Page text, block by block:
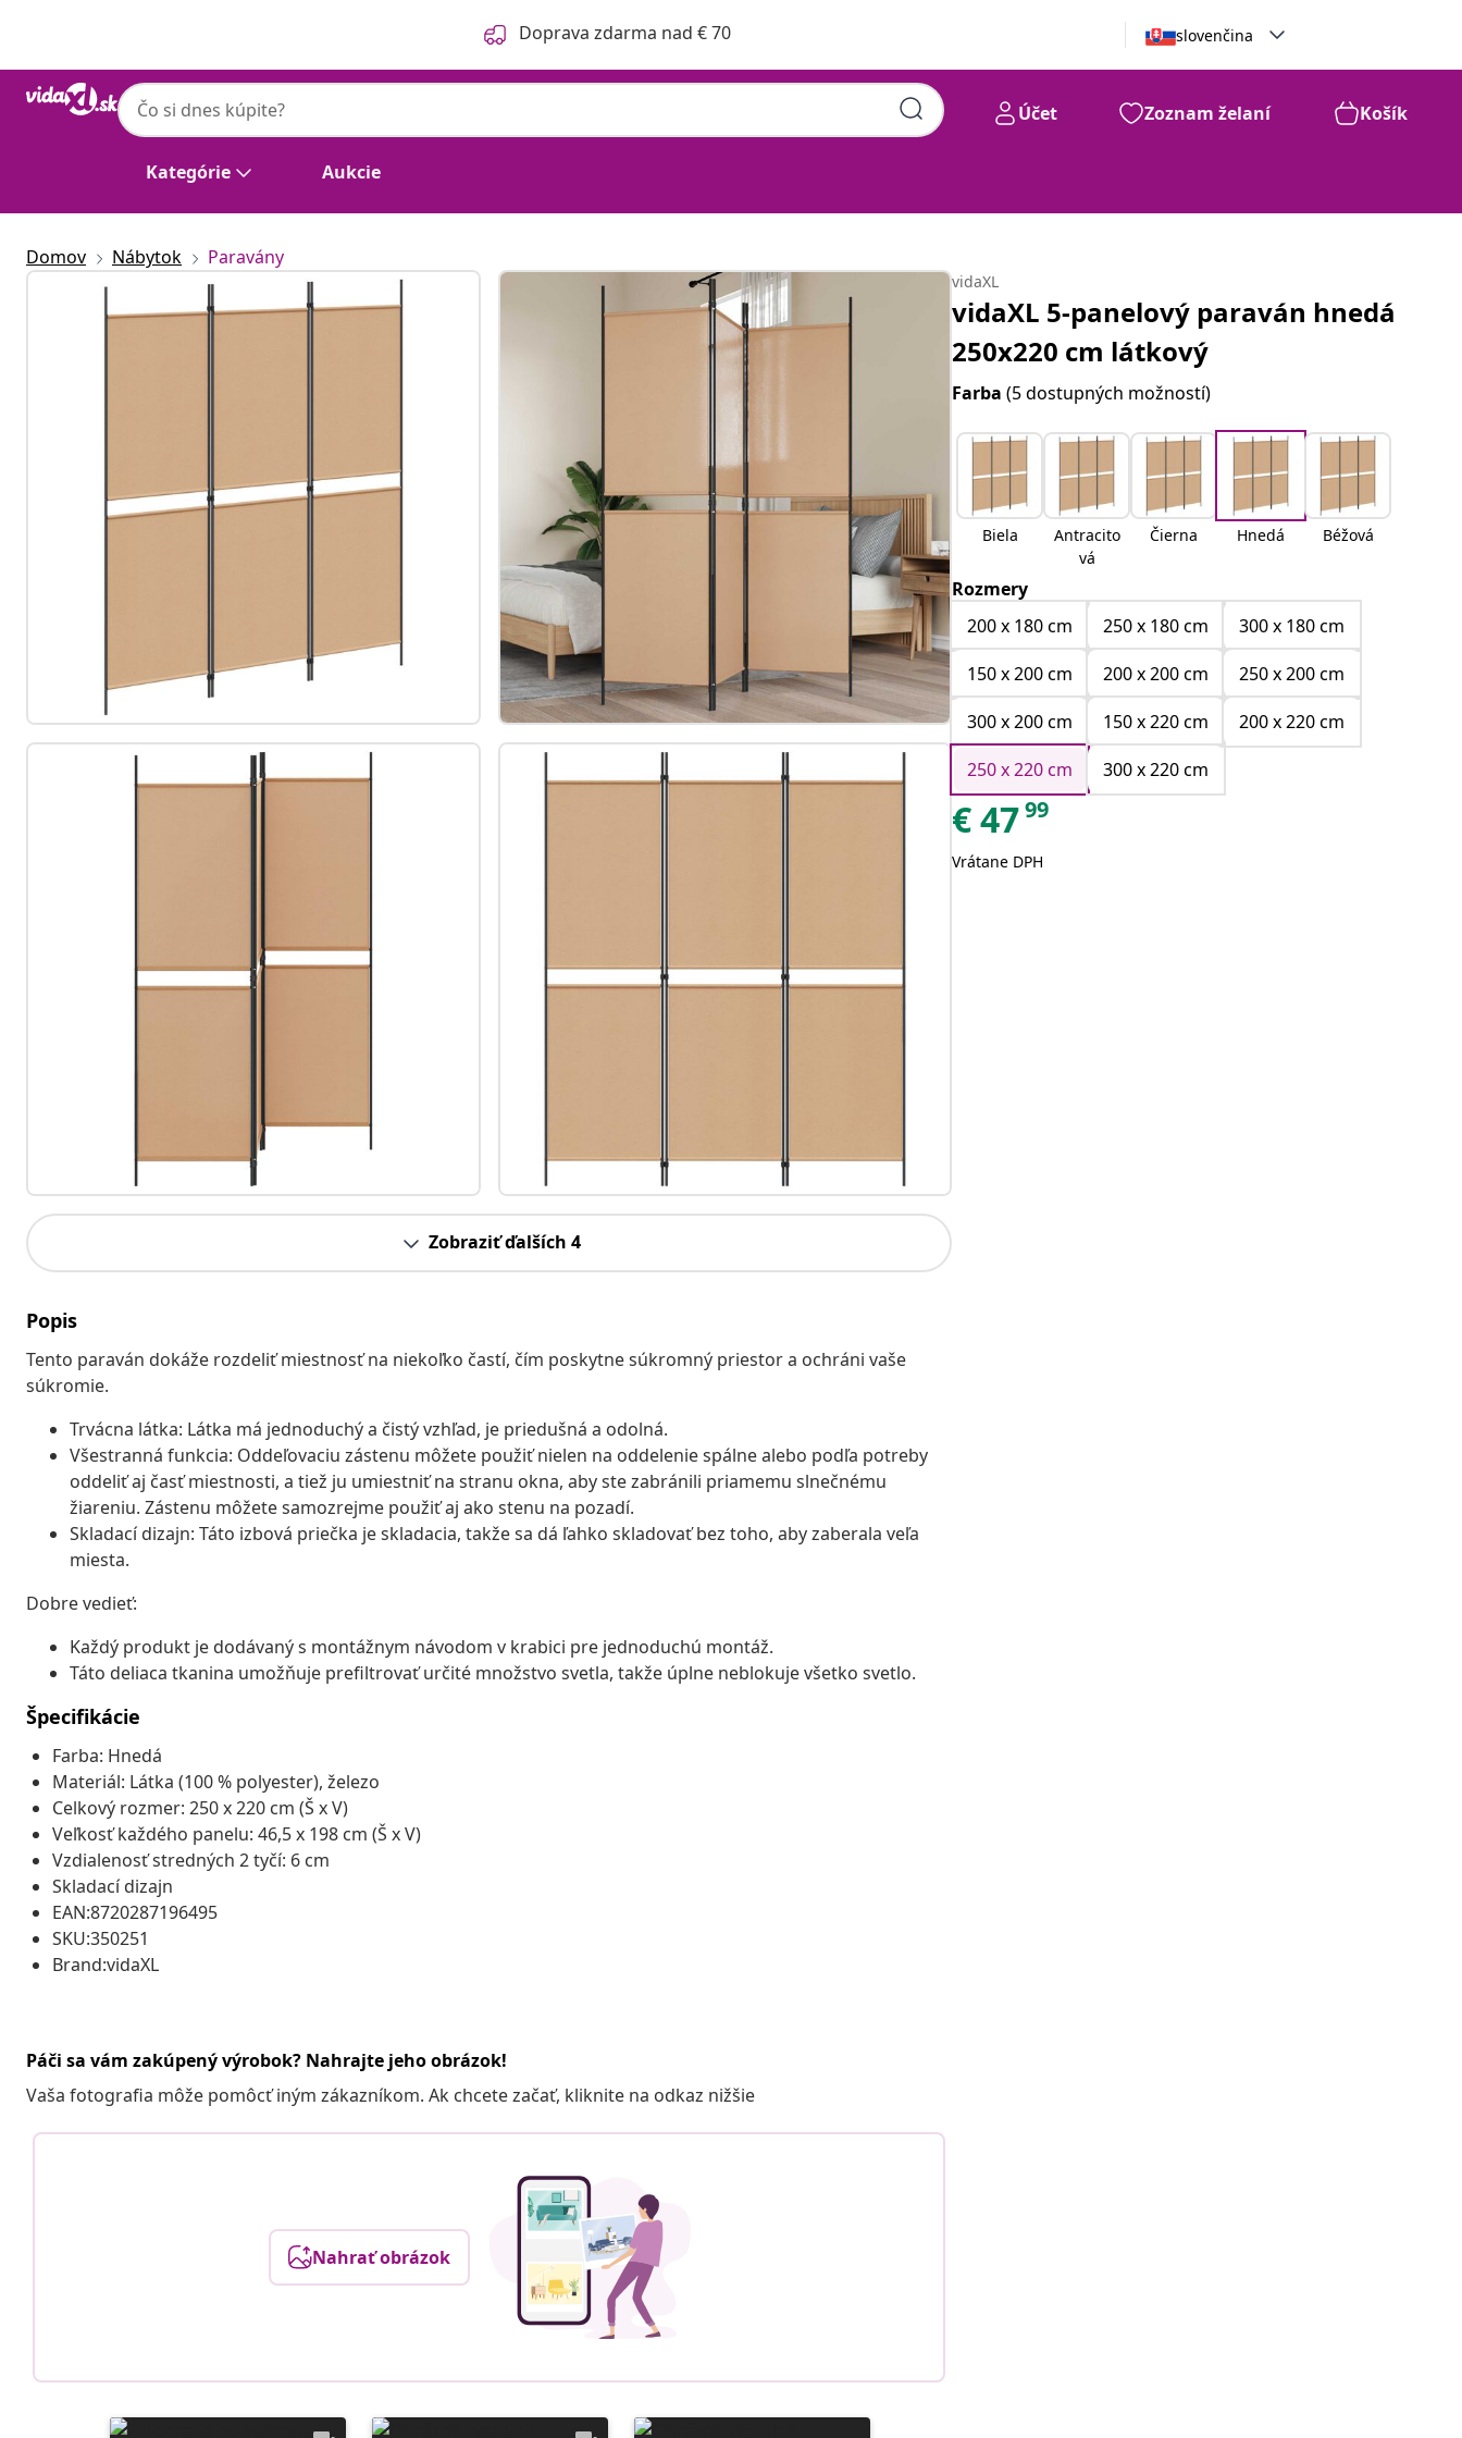
Doprava zdarma nad € 70 slovenčina
Kategórie Aukcie
Účet Zoznam želaní Košík
Domov Nábytok Paravány
Zobraziť ďalších 4
Popis
Tento paraván dokáže rozdeliť miestnosť na niekoľko častí, čím poskytne súkromný priestor a ochráni vaše
súkromie.
Trvácna látka: Látka má jednoduchý a čistý vzhľad, je priedušná a odolná.
Všestranná funkcia: Oddeľovaciu zástenu môžete použiť nielen na oddelenie spálne alebo podľa potreby
oddeliť aj časť miestnosti, a tiež ju umiestniť na stranu okna, aby ste zabránili priamemu slnečnému
žiareniu. Zástenu môžete samozrejme použiť aj ako stenu na pozadí.
Skladací dizajn: Táto izbová priečka je skladacia, takže sa dá ľahko skladovať bez toho, aby zaberala veľa
miesta.
Dobre vedieť:
Každý produkt je dodávaný s montážnym návodom v krabici pre jednoduchú montáž.
Táto deliaca tkanina umožňuje prefiltrovať určité množstvo svetla, takže úplne neblokuje všetko svetlo.
Špecifikácie
Farba: Hnedá
Materiál: Látka (100 % polyester), železo
Celkový rozmer: 250 x 220 cm (Š x V)
Veľkosť každého panelu: 46,5 x 198 cm (Š x V)
Vzdialenosť stredných 2 tyčí: 6 cm
Skladací dizajn
EAN:8720287196495
SKU:350251
Brand:vidaXL
Páči sa vám zakúpený výrobok? Nahrajte jeho obrázok!
Vaša fotografia môže pomôcť iným zákazníkom. Ak chcete začať, kliknite na odkaz nižšie
Nahrať obrázok
vidaXL
vidaXL 5-panelový paraván hnedá
250x220 cm látkový
Farba(5 dostupných možností)
Biela
Antracito
vá
Čierna Hnedá Béžová
Rozmery
200 x 180 cm
250 x 180 cm
300 x 180 cm
150 x 200 cm
200 x 200 cm
250 x 200 cm
300 x 200 cm
150 x 220 cm
200 x 220 cm
250 x 220 cm
300 x 220 cm
€4799
Vrátane DPH